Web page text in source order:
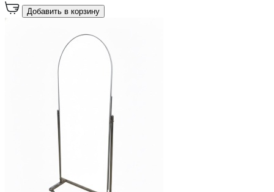
Добавить в корзину